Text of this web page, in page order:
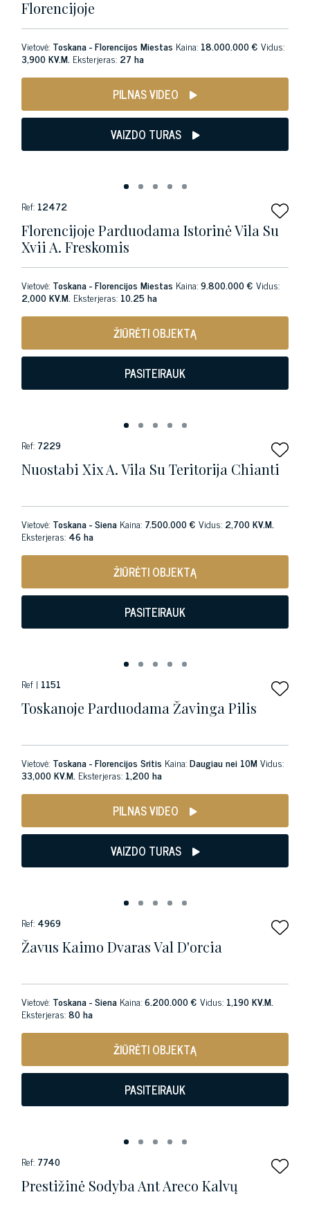
Florencijoje
Vietovė: Toskana - Florencijos Miestas Kaina: 18.000.000 € Vidus:
3,900 KV.M. Eksterjeras: 27 ha
PILNAS VIDEO
VAIZDO TURAS
Ref: 12472
Florencijoje Parduodama Istorinė Vila Su
Xvii A. Freskomis
Vietovė: Toskana - Florencijos Miestas Kaina:9.800.000 € Vidus:
2,000 KV.M. Eksterjeras: 10.25 ha
ŽIŪRĖTI OBJEKTĄ
PASITEIRAUK
Ref: 7229
Nuostabi Xix A. Vila Su Teritorija Chianti
Vietovė: Toskana - Siena Kaina: 7.500.000 € Vidus: 2,700 KV.M.
Eksterjeras: 46 ha
ŽIŪRĖTI OBJEKTĄ
PASITEIRAUK
Ref | 1151
Toskanoje Parduodama Žavinga Pilis
Vietovė: Toskana - Florencijos Sritis Kaina:Daugiau nei 10MVidus:
33,000 KV.M. Eksterjeras: 1,200 ha
PILNAS VIDEO
VAIZDO TURAS
Ref: 4969
Žavus Kaimo Dvaras Val D'orcia
Vietovė: Toskana - Siena Kaina:6.200.000 € Vidus: 1,190 KV.M.
Eksterjeras:80 ha
ŽIŪRĖTI OBJEKTĄ
PASITEIRAUK
Ref: 7740
Prestižinė Sodyba Ant Areco Kalvų